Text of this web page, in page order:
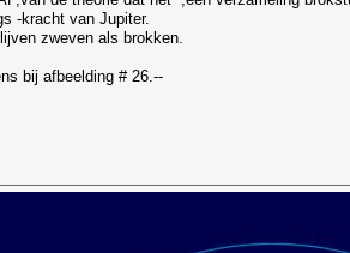
-kracht van Jupiter.
zweven als brokken.
bij afbeelding # 26.--